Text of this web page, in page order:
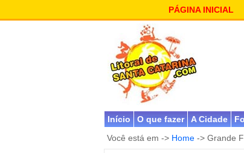
PÁGINA INICIAL
Início O que fazer A Cidade
Você está em -> Home -> Grande